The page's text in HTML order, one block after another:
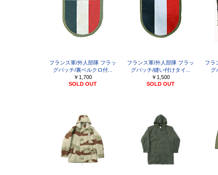
フランス軍/外人部隊 フラッ
グパッチ/裏ベルクロ付...
￥1,700
SOLD OUT
フランス軍/外人部隊 フラッ
グパッチ/縫い付けタイ...
￥1,500
SOLD OUT
フラ
グ